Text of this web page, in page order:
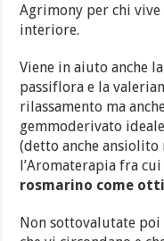
Agrimony per chi
interiore.
Viene in aiuto anche
passiflora e la
rilassamento ma
gemmoderivato
(detto anche ansiolito
l’Aromaterapia fra
rosmarino come
Non sottovalutate